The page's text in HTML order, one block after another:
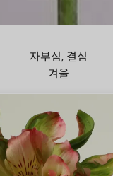
자부심, 결심
겨울